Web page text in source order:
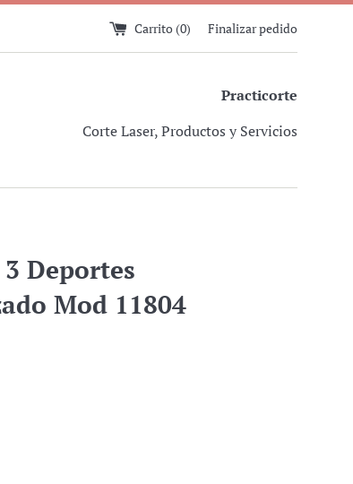
Carrito (0) Finalizar pedido
Practicorte
Corte Laser, Productos y Servicios
Deportes
Mod 11804